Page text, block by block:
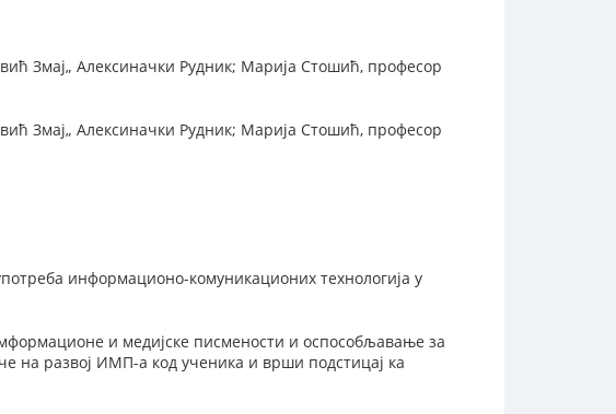
Змај„ Алексиначки Рудник; Марија Стошић, професор
Змај„ Алексиначки Рудник; Марија Стошић, професор
информационо-комуникационих технологија у
и медијске писмености и оспособљавање за
на развој ИМП-а код ученика и врши подстицај ка